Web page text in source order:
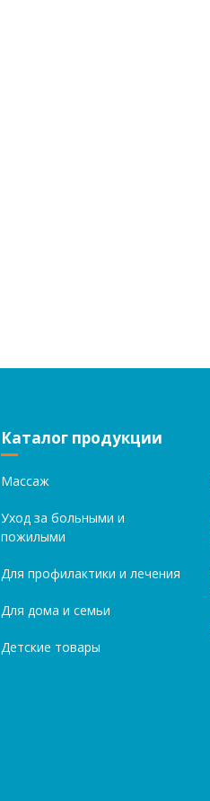
Каталог продукции
Массаж
Уход за больными и
пожилыми
Для профилактики и лечения
Для дома и семьи
Детские товары